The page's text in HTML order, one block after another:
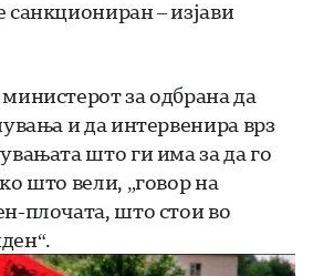
– изјави
за одбрана да
и да интервенира врз
што ги има за да го
што вели, „говор на
плочата, што стои во